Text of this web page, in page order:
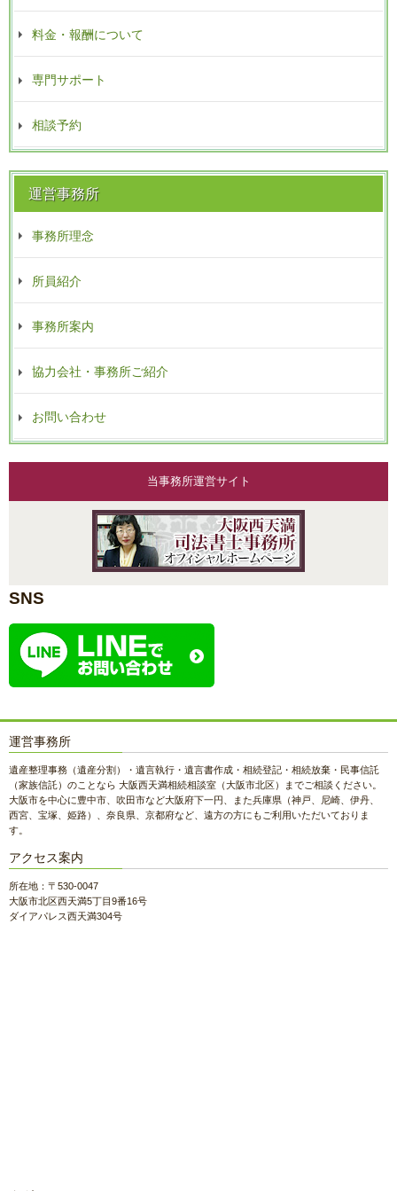
料金・報酬について
専門サポート
相談予約
運営事務所
事務所理念
所員紹介
事務所案内
協力会社・事務所ご紹介
お問い合わせ
当事務所運営サイト
SNS
運営事務所
遺産整理事務（遺産分割）・遺言執行・遺言書作成・相続登記・相続放棄・民事信託
（家族信託）のことなら 大阪西天満相続相談室（大阪市北区）までご相談ください。
大阪市を中心に豊中市、吹田市など大阪府下一円、また兵庫県（神戸、尼崎、伊丹、
西宮、宝塚、姫路）、奈良県、京都府など、遠方の方にもご利用いただいておりま
す。
アクセス案内
所在地：〒530-0047
大阪市北区西天満5丁目9番16号
ダイアパレス西天満304号